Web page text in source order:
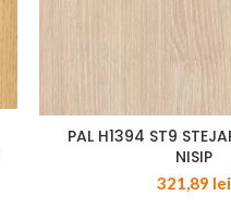
PAL H1394 ST9
NISIP
321,89 lei